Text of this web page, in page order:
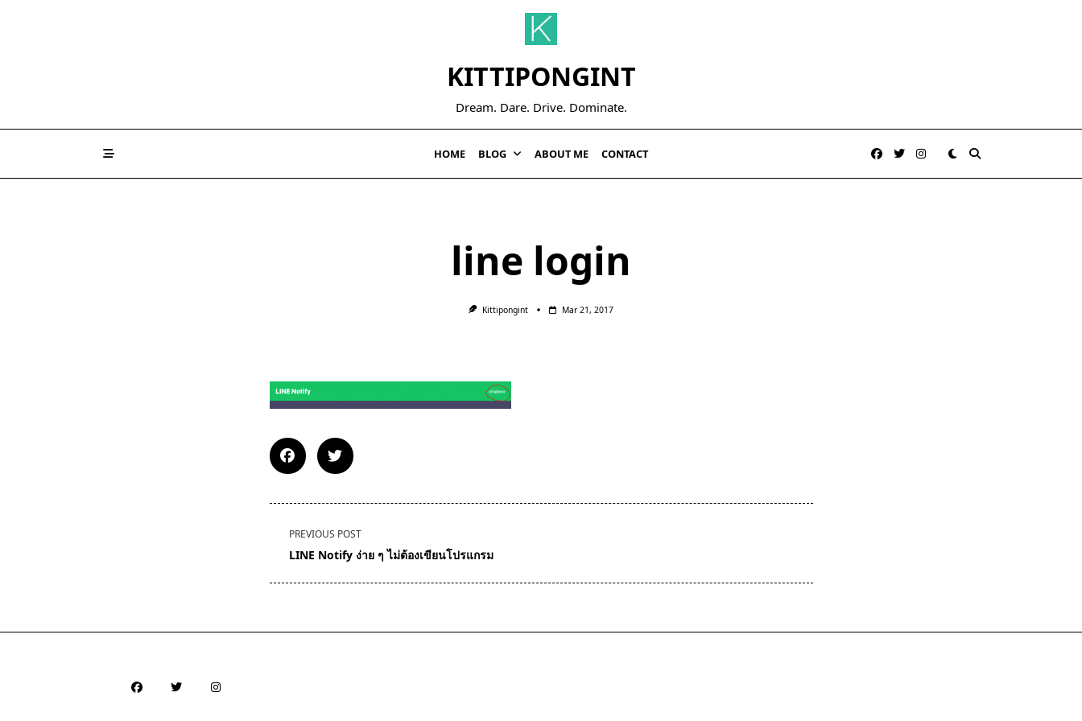
KITTIPONGINT
Dream. Dare. Drive. Dominate.
HOME BLOG ABOUT ME CONTACT
line login
Kittipongint Mar 21, 2017
<span
class="nav-
text">Page</span>
PREVIOUS POST
LINE Notify ง่าย ๆ ไม่ต้องเขียนโปรแกรม